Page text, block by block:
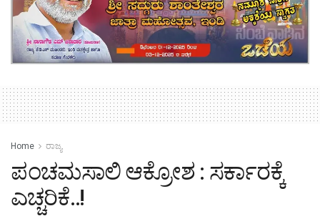
Home ರಾಜ್ಯ
ಪಂಚಮಸಾಲಿ ಆಕ್ರೋಶ : ಸರ್ಕಾರಕ್ಕೆ
ಎಚ್ಚರಿಕೆ..!